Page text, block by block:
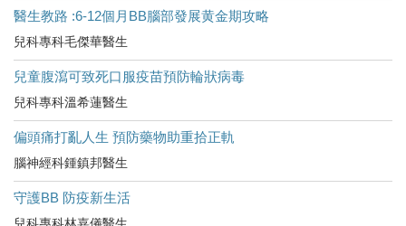
醫生教路 :6-12個月BB腦部發展黄金期攻略
兒科專科毛傑華醫生
兒童腹瀉可致死口服疫苗預防輪狀病毒
兒科專科溫希蓮醫生
偏頭痛打亂人生 預防藥物助重拾正軌
腦神經科鍾鎮邦醫生
守護BB 防疫新生活